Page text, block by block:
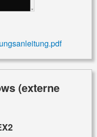
(externe